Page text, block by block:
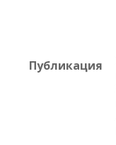
Публикация